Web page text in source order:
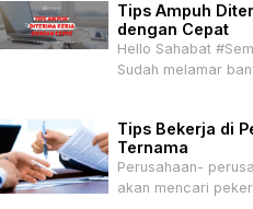
Tips Ampuh
dengan Cepat
Hello Sahabat
Sudah melamar
Tips Bekerja di
Ternama
Perusahaan-
akan mencari